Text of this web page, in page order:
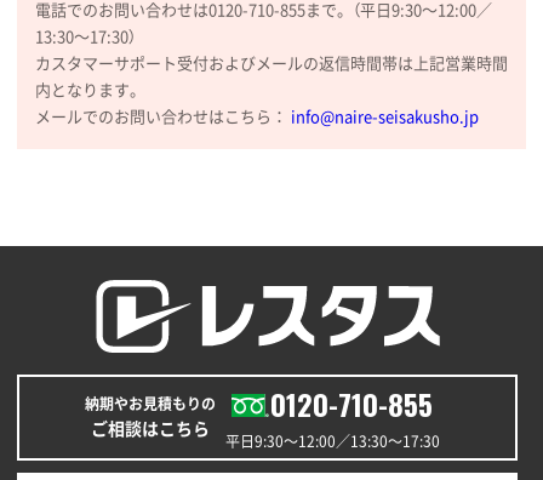
大阪府のお客様
厚手コットンマチ付トートL ナチュラル(A4対応)
200枚
2025年12月25日 13:33
以前の注文も含め価格と品質
青森県K社様
ワンポイントポリ袋 A4サイズ1000枚
2025年12月24日 13:22
安い
電話でのお問い合わせは0120-710-855まで。（平日9:30〜12:00／
13:30〜17:30）
カスタマーサポート受付およびメールの返信時間帯は上記営業時間
内となります。
メールでのお問い合わせはこちら： info@naire-seisakusho.jp
納期やお見積もりの
ご相談はこちら
0120-710-855
平日9:30〜12:00／13:30〜17:30